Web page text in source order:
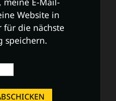
Website in
für die nächste
speichern.